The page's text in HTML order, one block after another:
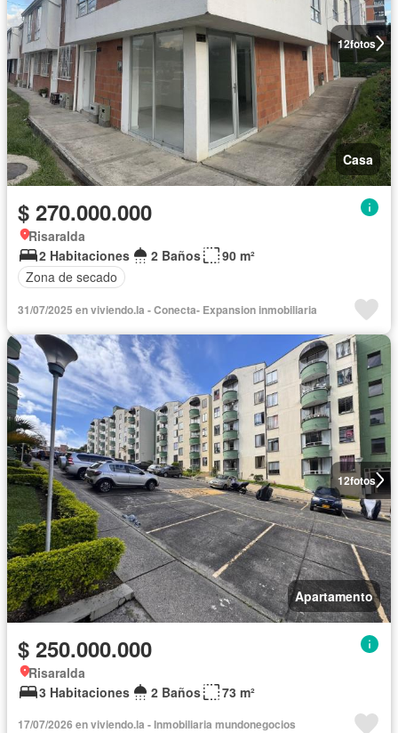
12fotos
Casa
$ 270.000.000
Risaralda
2 Habitaciones
2 Baños
90 m²
Zona de secado
31/07/2025 en viviendo.la - Conecta- Expansion inmobiliaria
12fotos
Apartamento
$ 250.000.000
Risaralda
3 Habitaciones
2 Baños 73 m²
17/07/2026 en viviendo.la - Inmobiliaria mundonegocios